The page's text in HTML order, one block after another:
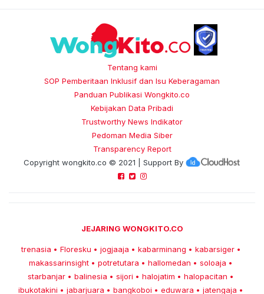
Tentang kami
SOP Pemberitaan Inklusif dan Isu Keberagaman
Panduan Publikasi Wongkito.co
Kebijakan Data Pribadi
Trustworthy News Indikator
Pedoman Media Siber
Transparency Report
Copyright wongkito.co © 2021 | Support By
JEJARING WONGKITO.CO
trenasia • Floresku • jogjaaja • kabarminang • kabarsiger •
makassarinsight • potretutara • hallomedan • soloaja •
starbanjar • balinesia • sijori • halojatim • halopacitan •
ibukotakini • jabarjuara • bangkoboi • eduwara • jatengaja •